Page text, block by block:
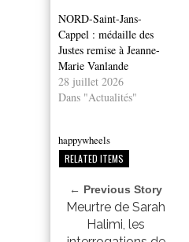
NORD-Saint-Jans-
Cappel : médaille des
Justes remise à Jeanne-
Marie Vanlande
28 juillet 2026
Dans "Actualités"
happywheels
RELATED ITEMS
← Previous Story
Meurtre de Sarah
Halimi, les